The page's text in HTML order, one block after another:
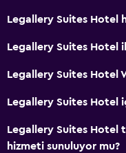
Legallery Suites Hotel
Legallery Suites Hotel
Legallery Suites Hotel
Legallery Suites Hotel
Legallery Suites Hotel
hizmeti sunuluyor mu?